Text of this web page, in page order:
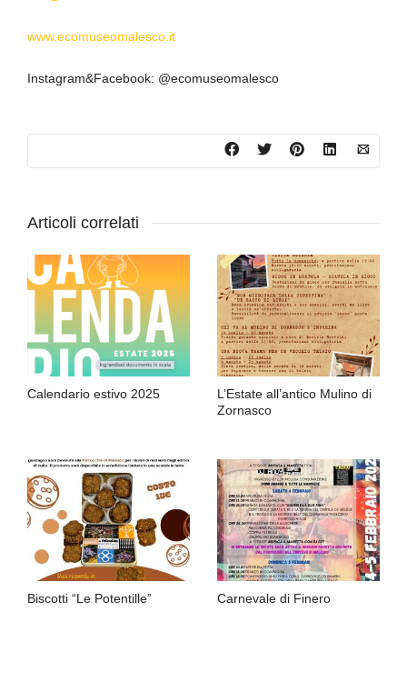
www.ecomuseomalesco.it
Instagram&Facebook: @ecomuseomalesco
Articoli correlati
Calendario estivo 2025
L’Estate all’antico Mulino di
Zornasco
Biscotti “Le Potentille” Carnevale di Finero